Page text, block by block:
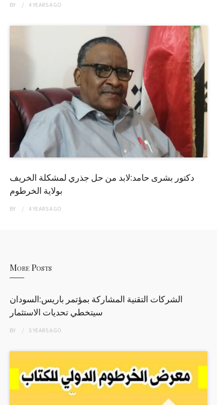
BY 4 YEARSAGO
دكتور بشرى حامد:لابد من حل جذري لمشكلة الخريف
بولاية الخرطوم
BY 4 YEARSAGO
More Posts
الشركات التقنية المشاركة بمؤتمر باريس:السودان
سيتخطي تحديات الاستثمار
BY 5 YEARSAGO